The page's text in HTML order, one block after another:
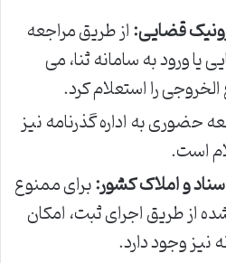
قضایی:از طریق مراجعه
یا ورود به سامانه ثنا، می
را استعلام کرد.
حضوری به اداره گذرنامه نیز
است.
و املاک کشور:برای ممنوع
از طریق اجرای ثبت، امکان
نیز وجود دارد.